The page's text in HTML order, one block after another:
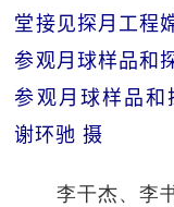
堂接见探月工程
参观月球样品和
参观月球样品
谢环驰 摄
李干杰、李书